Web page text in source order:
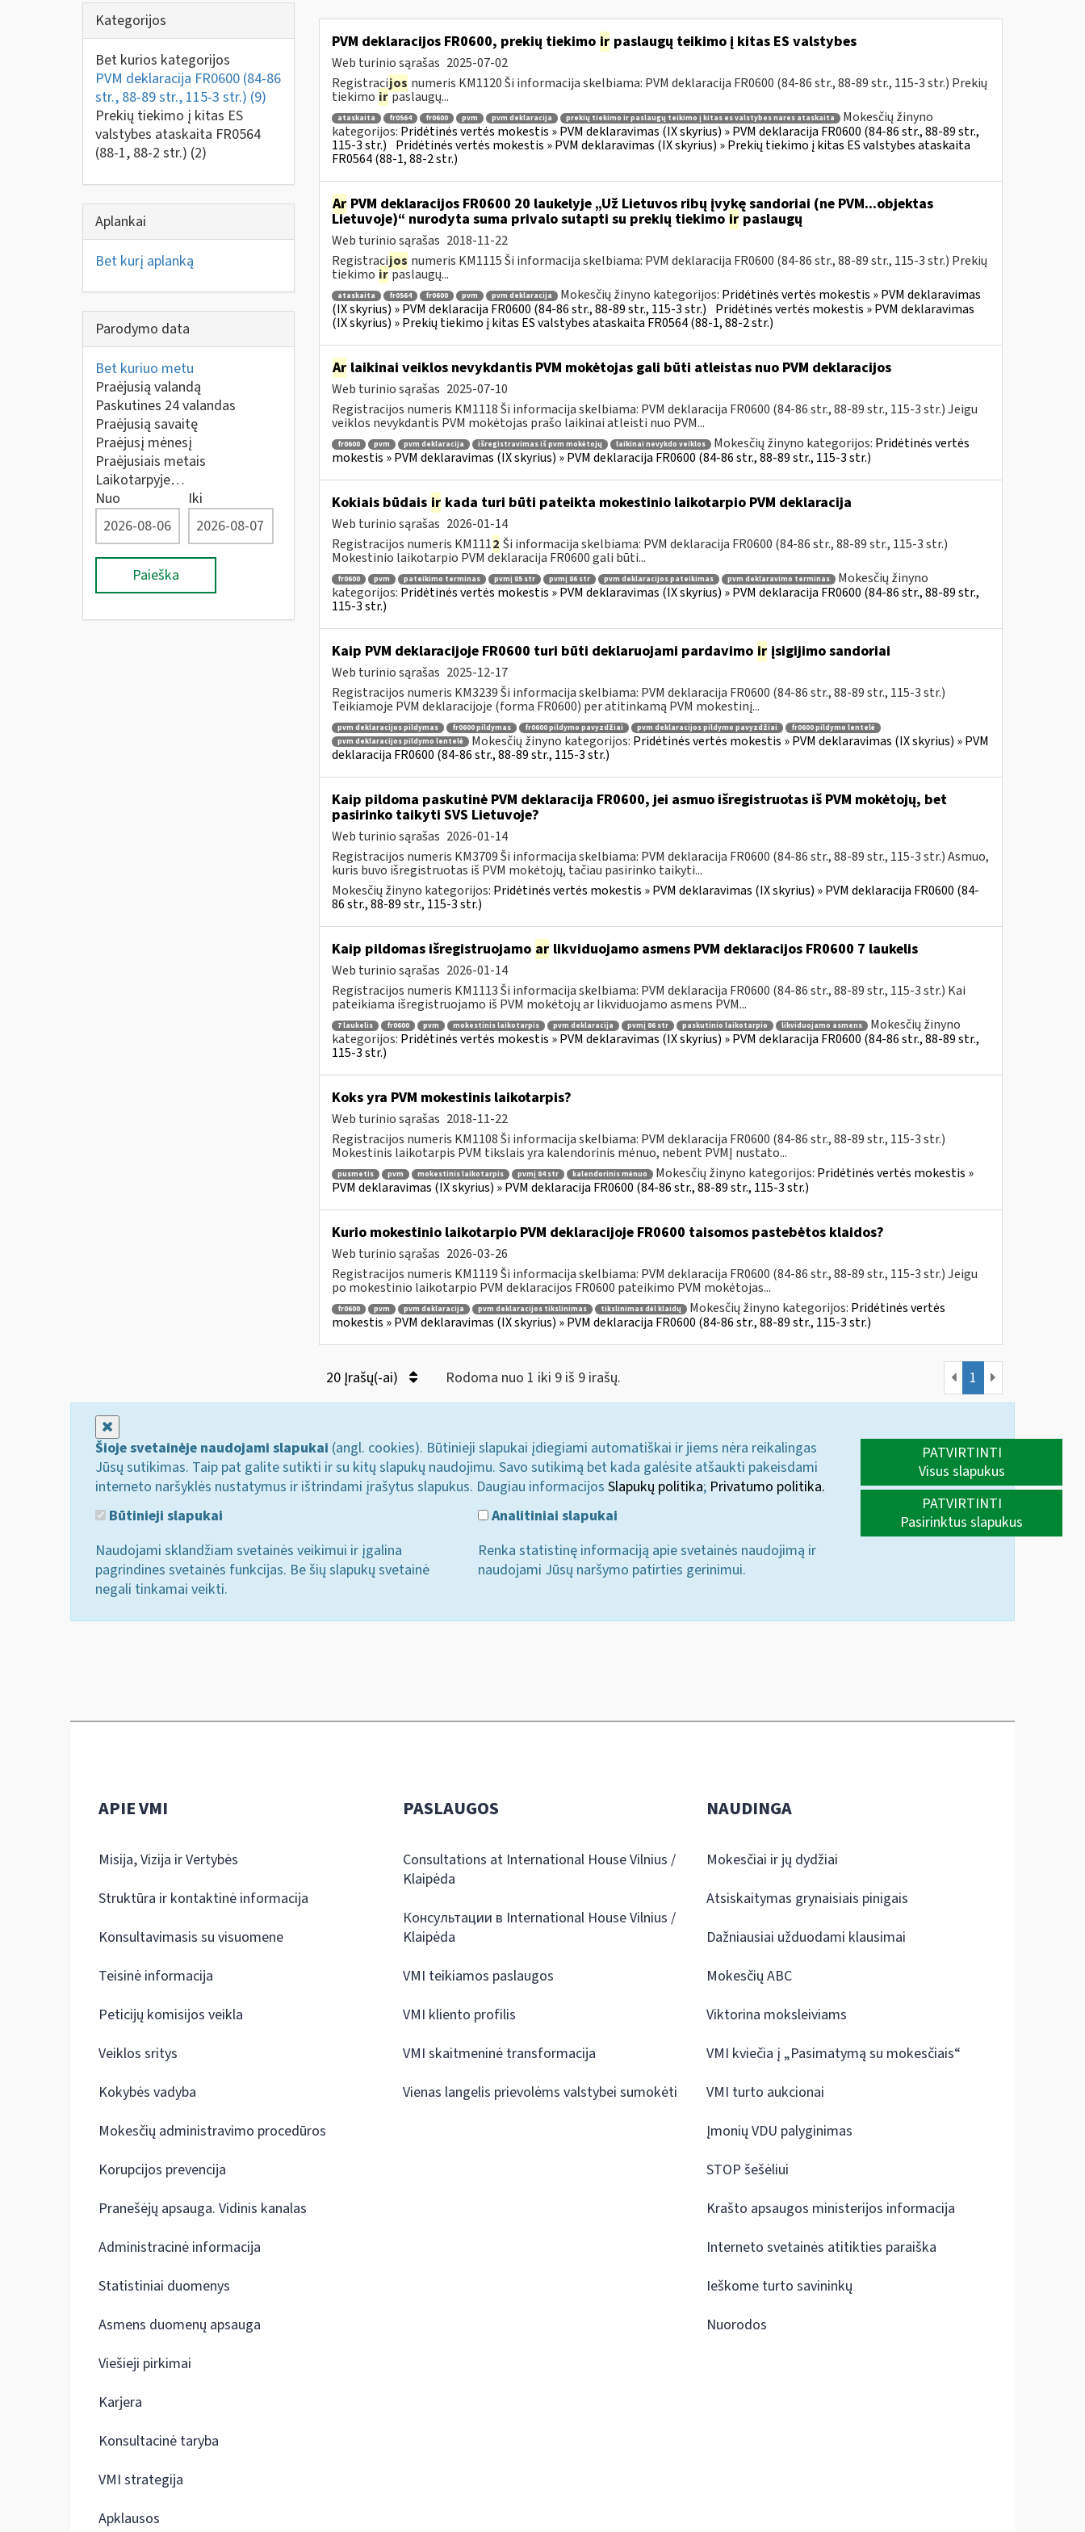
Kategorijos
Bet kurios kategorijos
PVM deklaracija FR0600 (84-86
str., 88-89 str., 115-3 str.) (9)
Prekių tiekimo į kitas ES
valstybes ataskaita FR0564
(88-1, 88-2 str.) (2)
Aplankai
Bet kurį aplanką
Parodymo data
Bet kuriuo metu
Praėjusią valandą
Paskutines 24 valandas
Praėjusią savaitę
Praėjusį mėnesį
Praėjusiais metais
Laikotarpyje…
Nuo
Iki
Paieška
PVM deklaracijos FR0600, prekių tiekimo irpaslaugų teikimo į kitas ES valstybes
Web turinio sąrašas 2025-07-02
Registracijos numeris KM1120 Ši informacija skelbiama: PVM deklaracija FR0600 (84-86 str., 88-89 str., 115-3 str.) Prekių
tiekimo irpaslaugų...
ataskaita fr0564 fr0600 pvm pvm deklaracija prekių tiekimo ir paslaugų teikimo į kitas es valstybes nares ataskaita
Mokesčių žinyno
kategorijos: Pridėtinės vertės mokestis » PVM deklaravimas (IX skyrius) » PVM deklaracija FR0600 (84-86 str., 88-89 str.,
115-3 str.) Pridėtinės vertės mokestis » PVM deklaravimas (IX skyrius) » Prekių tiekimo į kitas ES valstybes ataskaita
FR0564 (88-1, 88-2 str.)
ArPVM deklaracijos FR0600 20 laukelyje „Už Lietuvos ribų įvykę sandoriai (ne PVM...objektas
Lietuvoje)“ nurodyta suma privalo sutapti su prekių tiekimo irpaslaugų
Web turinio sąrašas 2018-11-22
Registracijos numeris KM1115 Ši informacija skelbiama: PVM deklaracija FR0600 (84-86 str., 88-89 str., 115-3 str.) Prekių
tiekimo irpaslaugų...
ataskaita fr0564 fr0600 pvm pvm deklaracija Mokesčių žinyno kategorijos: Pridėtinės vertės mokestis » PVM deklaravimas
(IX skyrius) » PVM deklaracija FR0600 (84-86 str., 88-89 str., 115-3 str.) Pridėtinės vertės mokestis » PVM deklaravimas
(IX skyrius) » Prekių tiekimo į kitas ES valstybes ataskaita FR0564 (88-1, 88-2 str.)
Arlaikinai veiklos nevykdantis PVM mokėtojas gali būti atleistas nuo PVM deklaracijos
Web turinio sąrašas 2025-07-10
Registracijos numeris KM1118 Ši informacija skelbiama: PVM deklaracija FR0600 (84-86 str., 88-89 str., 115-3 str.) Jeigu
veiklos nevykdantis PVM mokėtojas prašo laikinai atleisti nuo PVM...
fr0600 pvm pvm deklaracija išregistravimas iš pvm mokėtojų laikinai nevykdo veiklos Mokesčių žinyno kategorijos: Pridėtinės vertės
mokestis » PVM deklaravimas (IX skyrius) » PVM deklaracija FR0600 (84-86 str., 88-89 str., 115-3 str.)
Kokiais būdais irkada turi būti pateikta mokestinio laikotarpio PVM deklaracija
Web turinio sąrašas 2026-01-14
Registracijos numeris KM1112 Ši informacija skelbiama: PVM deklaracija FR0600 (84-86 str., 88-89 str., 115-3 str.)
Mokestinio laikotarpio PVM deklaracija FR0600 gali būti...
fr0600 pvm pateikimo terminas pvmį 85 str pvmį 86 str pvm deklaracijos pateikimas pvm deklaravimo terminas
Mokesčių žinyno
kategorijos: Pridėtinės vertės mokestis » PVM deklaravimas (IX skyrius) » PVM deklaracija FR0600 (84-86 str., 88-89 str.,
115-3 str.)
Kaip PVM deklaracijoje FR0600 turi būti deklaruojami pardavimo irįsigijimo sandoriai
Web turinio sąrašas 2025-12-17
Registracijos numeris KM3239 Ši informacija skelbiama: PVM deklaracija FR0600 (84-86 str., 88-89 str., 115-3 str.)
Teikiamoje PVM deklaracijoje (forma FR0600) per atitinkamą PVM mokestinį...
pvm deklaracijos pildymas fr0600 pildymas fr0600 pildymo pavyzdžiai pvm deklaracijos pildymo pavyzdžiai
fr0600 pildymo lentelė
pvm deklaracijos pildymo lentelė
Mokesčių žinyno kategorijos: Pridėtinės vertės mokestis » PVM deklaravimas (IX skyrius) » PVM
deklaracija FR0600 (84-86 str., 88-89 str., 115-3 str.)
Kaip pildoma paskutinė PVM deklaracija FR0600, jei asmuo išregistruotas iš PVM mokėtojų, bet
pasirinko taikyti SVS Lietuvoje?
Web turinio sąrašas 2026-01-14
Registracijos numeris KM3709 Ši informacija skelbiama: PVM deklaracija FR0600 (84-86 str., 88-89 str., 115-3 str.) Asmuo,
kuris buvo išregistruotas iš PVM mokėtojų, tačiau pasirinko taikyti...
Mokesčių žinyno kategorijos: Pridėtinės vertės mokestis » PVM deklaravimas (IX skyrius) » PVM deklaracija FR0600 (84-
86 str., 88-89 str., 115-3 str.)
Kaip pildomas išregistruojamo arlikviduojamo asmens PVM deklaracijos FR0600 7 laukelis
Web turinio sąrašas 2026-01-14
Registracijos numeris KM1113 Ši informacija skelbiama: PVM deklaracija FR0600 (84-86 str., 88-89 str., 115-3 str.) Kai
pateikiama išregistruojamo iš PVM mokėtojų ar likviduojamo asmens PVM...
7 laukelis fr0600 pvm mokestinis laikotarpis pvm deklaracija pvmį 86 str paskutinio laikotarpio likviduojamo asmens
Mokesčių žinyno
kategorijos: Pridėtinės vertės mokestis » PVM deklaravimas (IX skyrius) » PVM deklaracija FR0600 (84-86 str., 88-89 str.,
115-3 str.)
Koks yra PVM mokestinis laikotarpis?
Web turinio sąrašas 2018-11-22
Registracijos numeris KM1108 Ši informacija skelbiama: PVM deklaracija FR0600 (84-86 str., 88-89 str., 115-3 str.)
Mokestinis laikotarpis PVM tikslais yra kalendorinis mėnuo, nebent PVMĮ nustato...
pusmetis pvm mokestinis laikotarpis pvmį 84 str kalendorinis mėnuo Mokesčių žinyno kategorijos: Pridėtinės vertės mokestis »
PVM deklaravimas (IX skyrius) » PVM deklaracija FR0600 (84-86 str., 88-89 str., 115-3 str.)
Kurio mokestinio laikotarpio PVM deklaracijoje FR0600 taisomos pastebėtos klaidos?
Web turinio sąrašas 2026-03-26
Registracijos numeris KM1119 Ši informacija skelbiama: PVM deklaracija FR0600 (84-86 str., 88-89 str., 115-3 str.) Jeigu
po mokestinio laikotarpio PVM deklaracijos FR0600 pateikimo PVM mokėtojas...
fr0600 pvm pvm deklaracija pvm deklaracijos tikslinimas tikslinimas dėl klaidų Mokesčių žinyno kategorijos: Pridėtinės vertės
mokestis » PVM deklaravimas (IX skyrius) » PVM deklaracija FR0600 (84-86 str., 88-89 str., 115-3 str.)
20 Įrašų(-ai) Rodoma nuo 1 iki 9 iš 9 irašų. 1
Šioje svetainėje naudojami slapukai (angl. cookies). Būtinieji slapukai įdiegiami automatiškai ir jiems nėra reikalingas
Jūsų sutikimas. Taip pat galite sutikti ir su kitų slapukų naudojimu. Savo sutikimą bet kada galėsite atšaukti pakeisdami
interneto naršyklės nustatymus ir ištrindami įrašytus slapukus. Daugiau informacijos Slapukų politika; Privatumo politika.
Būtinieji slapukai
Naudojami sklandžiam svetainės veikimui ir įgalina
pagrindines svetainės funkcijas. Be šių slapukų svetainė
negali tinkamai veikti.
Analitiniai slapukai
Renka statistinę informaciją apie svetainės naudojimą ir
naudojami Jūsų naršymo patirties gerinimui.
PATVIRTINTI
Visus slapukus
PATVIRTINTI
Pasirinktus slapukus
APIE VMI
Misija, Vizija ir Vertybės
Struktūra ir kontaktinė informacija
Konsultavimasis su visuomene
Teisinė informacija
Peticijų komisijos veikla
Veiklos sritys
Kokybės vadyba
Mokesčių administravimo procedūros
Korupcijos prevencija
Pranešėjų apsauga. Vidinis kanalas
Administracinė informacija
Statistiniai duomenys
Asmens duomenų apsauga
Viešieji pirkimai
Karjera
Konsultacinė taryba
VMI strategija
Apklausos
PASLAUGOS
Consultations at International House Vilnius /
Klaipėda
Консультации в International House Vilnius /
Klaipėda
VMI teikiamos paslaugos
VMI kliento profilis
VMI skaitmeninė transformacija
Vienas langelis prievolėms valstybei sumokėti
NAUDINGA
Mokesčiai ir jų dydžiai
Atsiskaitymas grynaisiais pinigais
Dažniausiai užduodami klausimai
Mokesčių ABC
Viktorina moksleiviams
VMI kviečia į „Pasimatymą su mokesčiais“
VMI turto aukcionai
Įmonių VDU palyginimas
STOP šešėliui
Krašto apsaugos ministerijos informacija
Interneto svetainės atitikties paraiška
Ieškome turto savininkų
Nuorodos